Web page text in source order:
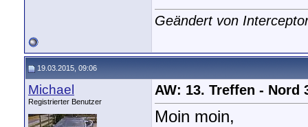
Geändert von
19.03.2015, 09:06
Michael
Registrierter Benutzer
AW: 13. Treffen - Nord
Moin moin,